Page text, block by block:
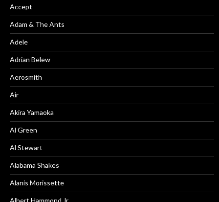
Accept
Adam & The Ants
Adele
Adrian Belew
Aerosmith
Air
Akira Yamaoka
Al Green
Al Stewart
Alabama Shakes
Alanis Morissette